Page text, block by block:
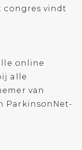
congres vindt
online
alle
van
ParkinsonNet-